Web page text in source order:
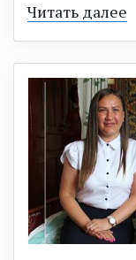
Читать далее